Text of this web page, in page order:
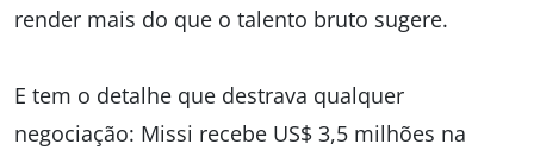
render mais do que o talento bruto sugere.
E tem o detalhe que destrava qualquer
negociação: Missi recebe US$ 3,5 milhões na